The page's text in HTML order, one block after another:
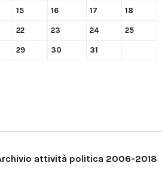
15 16 17 18
22 23 24 25
29 30 31
attività politica 2006-2018